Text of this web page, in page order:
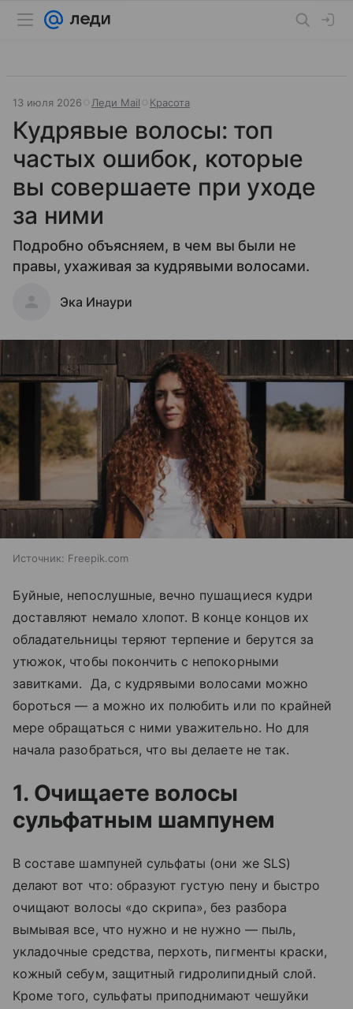
13 июля 2026 Леди Mail Красота
Кудрявые волосы: топ
частых ошибок, которые
вы совершаете при уходе
за ними
Подробно объясняем, в чем вы были не
правы, ухаживая за кудрявыми волосами.
Эка Инаури
Источник: Freepik.com
Буйные, непослушные, вечно пушащиеся кудри
доставляют немало хлопот. В конце концов их
обладательницы теряют терпение и берутся за
утюжок, чтобы покончить с непокорными
завитками. Да, с кудрявыми волосами можно
бороться — а можно их полюбить или по крайней
мере обращаться с ними уважительно. Но для
начала разобраться, что вы делаете не так.
1. Очищаете волосы
сульфатным шампунем
В составе шампуней сульфаты (они же SLS)
делают вот что: образуют густую пену и быстро
очищают волосы «до скрипа», без разбора
вымывая все, что нужно и не нужно — пыль,
укладочные средства, перхоть, пигменты краски,
кожный себум, защитный гидролипидный слой.
Кроме того, сульфаты приподнимают чешуйки